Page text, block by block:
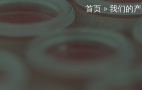
首页 » 我们的